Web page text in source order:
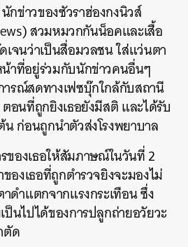
กข่าวของซัวราฮ่องกงนิวส์
สวมหมวกกันน็อคและเสื้อ
จนว่าเป็นสื่อมวลชน ใส่แว่นตา
าที่อยู่ร่วมกับนักข่าวคนอื่นๆ
รณ์สดทางเฟซบุ๊กใกล้กับสถานี
อนที่ถูกยิงเธอยังมีสติ และได้รับ
ก่อนถูกนำตัวส่งโรงพยาบาล
องเธอให้สัมภาษณ์ในวันที่ 2
องเธอที่ถูกตำรวจยิงจะมองไม่
ดำแตกจากแรงกระเทือน ซึ่ง
นไปได้ของการปลูกถ่ายอวัยวะ
ตัด